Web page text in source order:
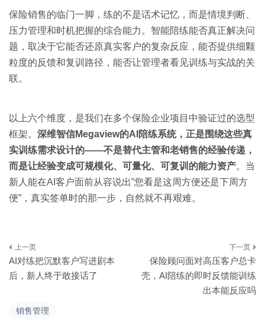
销售管理
保险销售的临门一脚，练的不是话术记忆，而是情境判断、
压力管理和时机把握的综合能力。智能陪练能否真正解决问
题，取决于它能否还原真实客户的复杂反应，能否提供细颗
粒度的反馈和复训路径，能否让管理者看见训练与实战的关
联。
以上六个维度，是我们在多个保险企业项目中验证过的选型
框架。 深维智信Megaview的AI陪练系统，正是围绕这些真
实训练需求设计的——不是替代主管和老销售的经验传递，
而是让经验变成可规模化、可量化、可复训的能力资产。当
新人能在AI客户面前从容说出”您看是这周方便还是下周方
便”，真实签单时的那一步，自然就不再艰难。
文
章
AI对练把沉默客户写进剧本
后，新人终于敢接话了
保险顾问面对高压客户总卡
壳，AI陪练的即时反馈能训练
出本能反应吗